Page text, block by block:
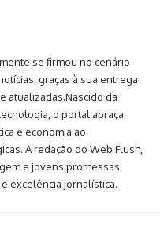
se firmou no cenário
graças à sua entrega
atualizadas.Nascido da
o portal abraça
e economia ao
A redação do Web Flush,
e jovens promessas,
excelência jornalística.